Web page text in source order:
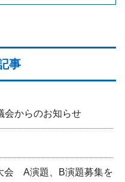
事
会からのお知らせ
会 A演題、B演題募集を